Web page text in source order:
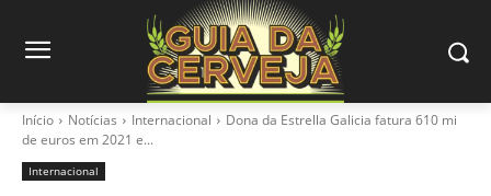
Início Notícias Internacional
Dona da Estrella Galicia fatura 610 mi
de euros em 2021 e...
Internacional